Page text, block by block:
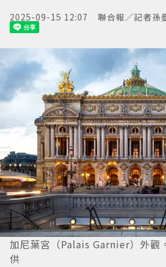
2025-09-15 12:07 聯合報／記者孫
加尼葉宮（Palais Garnier）外觀
供